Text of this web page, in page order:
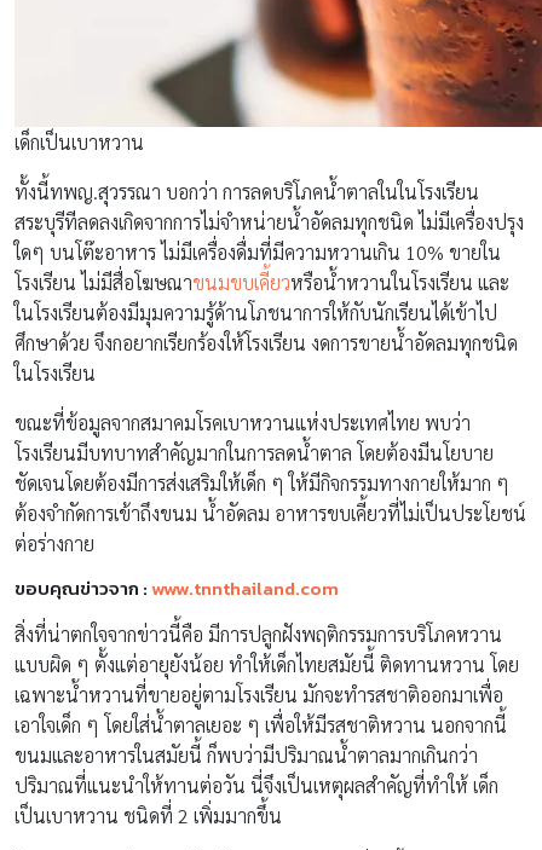
เด็กเป็นเบาหวาน
ทั้งนี้ทพญ.สุวรรณา บอกว่า การลดบริโภคน้ำตาลในในโรงเรียน
สระบุรีทีลดลงเกิดจากการไม่จำหน่ายน้ำอัดลมทุกชนิด ไม่มีเครื่องปรุง
ใดๆ บนโต๊ะอาหาร ไม่มีเครื่องดื่มที่มีความหวานเกิน 10% ขายใน
โรงเรียน ไม่มีสื่อโฆษณาขนมขบเคี้ยวหรือน้ำหวานในโรงเรียน และ
ในโรงเรียนต้องมีมุมความรู้ด้านโภชนาการให้กับนักเรียนได้เข้าไป
ศึกษาด้วย จึงกอยากเรียกร้องให้โรงเรียน งดการขายน้ำอัดลมทุกชนิด
ในโรงเรียน
ขณะที่ข้อมูลจากสมาคมโรคเบาหวานแห่งประเทศไทย พบว่า
โรงเรียนมีบทบาทสำคัญมากในการลดน้ำตาล โดยต้องมีนโยบาย
ชัดเจนโดยต้องมีการส่งเสริมให้เด็ก ๆ ให้มีกิจกรรมทางกายให้มาก ๆ
ต้องจำกัดการเข้าถึงขนม น้ำอัดลม อาหารขบเคี้ยวที่ไม่เป็นประโยชน์
ต่อร่างกาย
ขอบคุณข่าวจาก :www.tnnthailand.com
สิ่งที่น่าตกใจจากข่าวนี้คือ มีการปลูกฝังพฤติกรรมการบริโภคหวาน
แบบผิด ๆ ตั้งแต่อายุยังน้อย ทำให้เด็กไทยสมัยนี้ ติดทานหวาน โดย
เฉพาะน้ำหวานที่ขายอยู่ตามโรงเรียน มักจะทำรสชาติออกมาเพื่อ
เอาใจเด็ก ๆ โดยใส่น้ำตาลเยอะ ๆ เพื่อให้มีรสชาติหวาน นอกจากนี้
ขนมและอาหารในสมัยนี้ ก็พบว่ามีปริมาณน้ำตาลมากเกินกว่า
ปริมาณที่แนะนำให้ทานต่อวัน นี่จึงเป็นเหตุผลสำคัญที่ทำให้ เด็ก
เป็นเบาหวาน ชนิดที่ 2 เพิ่มมากขึ้น